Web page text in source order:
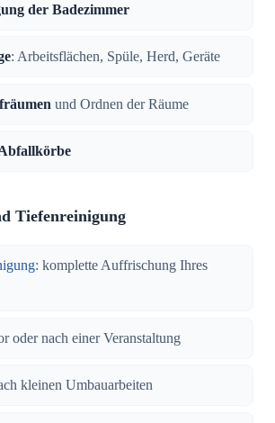
der Badezimmer
: Arbeitsflächen, Spüle, Herd, Geräte
und Ordnen der Räume
Tiefenreinigung
: komplette Auffrischung Ihres
oder nach einer Veranstaltung
kleinen Umbauarbeiten